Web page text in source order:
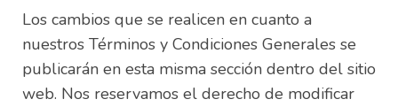
Los cambios que se realicen en cuanto a
nuestros Términos y Condiciones Generales se
publicarán en esta misma sección dentro del sitio
web. Nos reservamos el derecho de modificar